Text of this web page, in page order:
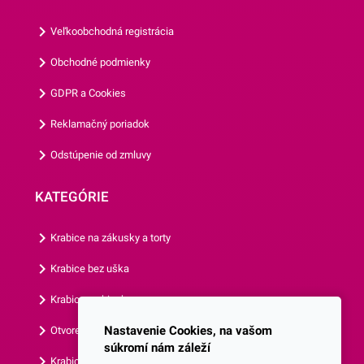
Veľkoobchodná registrácia
Obchodné podmienky
GDPR a Cookies
Reklamačný poriadok
Odstúpenie od zmluvy
KATEGÓRIE
Krabice na zákusky a torty
Krabice bez uška
Krabice s okienkom
Otvorená krabica
Krabice s vlastným logom
Nastavenie Cookies, na vašom
súkromí nám záleží